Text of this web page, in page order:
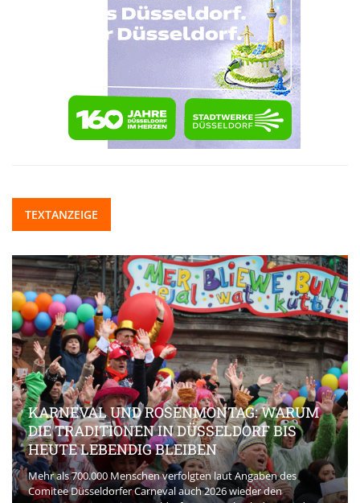
TEXTANZEIGE
KARNEVAL UND ROSENMONTAG: WARUM
DIE TRADITIONEN IN DÜSSELDORF BIS
HEUTE LEBENDIG BLEIBEN
Mehr als 700.000 Menschen verfolgten laut Angaben des
Comitee Düsseldorfer Carneval auch 2026 wieder den